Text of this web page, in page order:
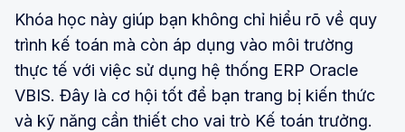
Khóa học này giúp bạn không chỉ hiểu rõ về quy
trình kế toán mà còn áp dụng vào môi trường
thực tế với việc sử dụng hệ thống ERP Oracle
VBIS. Đây là cơ hội tốt để bạn trang bị kiến thức
và kỹ năng cần thiết cho vai trò Kế toán trưởng.